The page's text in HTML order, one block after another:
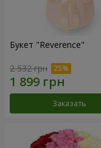
Букет "Reverence"
2 532 грн
Заказать